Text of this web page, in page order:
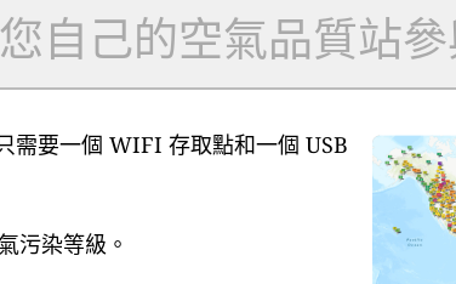
自己的空氣品質站參
需要一個 WIFI 存取點和一個 USB
污染等級。